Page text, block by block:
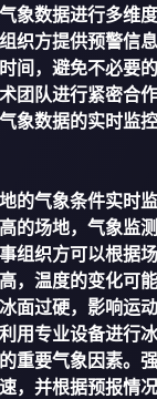
象数据进行多维
织方提供预警信
间，避免不必要的
团队进行紧密合
象数据的实时监
的气象条件实时
的场地，气象监
组织方可以根据
，温度的变化可
面过硬，影响运
用专业设备进行
重要气象因素。
，并根据预报情